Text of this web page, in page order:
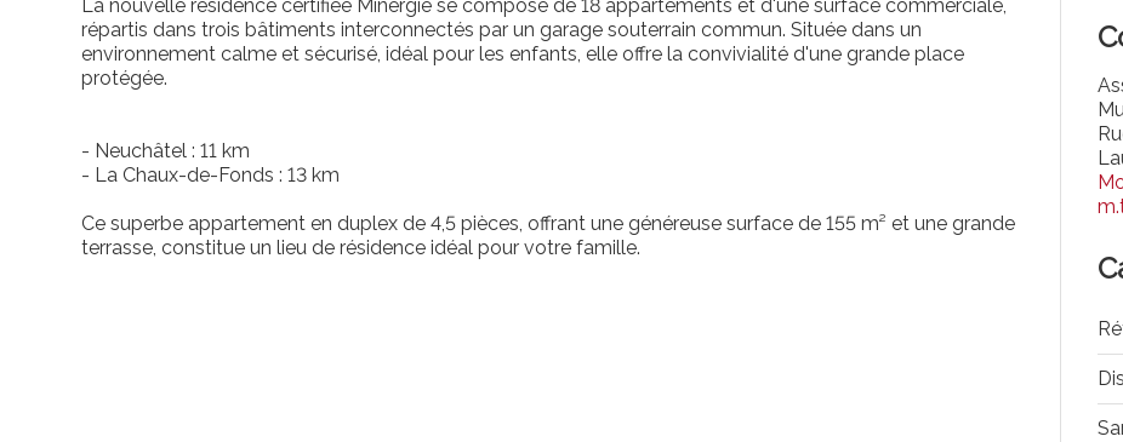
La nouvelle résidence certifiée Minergie se compose de 18 appartements et d'une surface commerciale,
répartis dans trois bâtiments interconnectés par un garage souterrain commun. Située dans un
environnement calme et sécurisé, idéal pour les enfants, elle offre la convivialité d'une grande place
protégée.
- Neuchâtel : 11 km
- La Chaux-de-Fonds : 13 km
Ce superbe appartement en duplex de 4,5 pièces, offrant une généreuse surface de 155 m² et une grande
terrasse, constitue un lieu de résidence idéal pour votre famille.